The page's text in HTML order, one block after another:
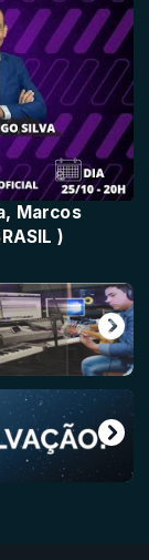
Marcos
)